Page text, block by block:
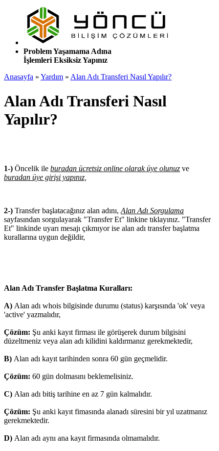
Problem Yaşamama Adına
İşlemleri Eksiksiz Yapınız
Anasayfa » Yardım » Alan Adı Transferi Nasıl Yapılır?
Alan Adı Transferi Nasıl
Yapılır?
1-) Öncelik ile buradan ücretsiz online olarak üye olunuz ve
buradan üye girişi yapınız,
2-) Transfer başlatacağınız alan adını, Alan Adı Sorgulama
sayfasından sorgulayarak "Transfer Et" linkine tıklayınız. "Transfer
Et" linkinde uyarı mesajı çıkmıyor ise alan adı transfer başlatma
kurallarına uygun değildir,
Alan Adı Transfer Başlatma Kuralları:
A) Alan adı whois bilgisinde durumu (status) karşısında 'ok' veya
'active' yazmalıdır,
Çözüm: Şu anki kayıt firması ile görüşerek durum bilgisini
düzeltmeniz veya alan adı kilidini kaldırmanız gerekmektedir,
B) Alan adı kayıt tarihinden sonra 60 gün geçmelidir.
Çözüm: 60 gün dolmasını beklemelisiniz.
C) Alan adı bitiş tarihine en az 7 gün kalmalıdır.
Çözüm: Şu anki kayıt fimasında alanadı süresini bir yıl uzatmanız
gerekmektedir.
D) Alan adı aynı ana kayıt firmasında olmamalıdır.